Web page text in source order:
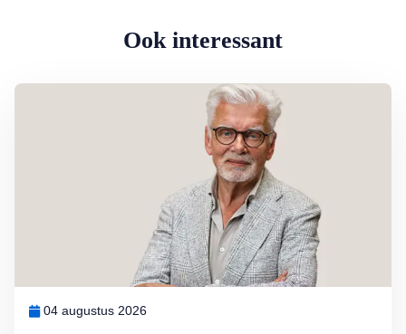
Ook interessant
04 augustus 2026
Lees meer over Column Jan Slagter: Samen staan we sterk